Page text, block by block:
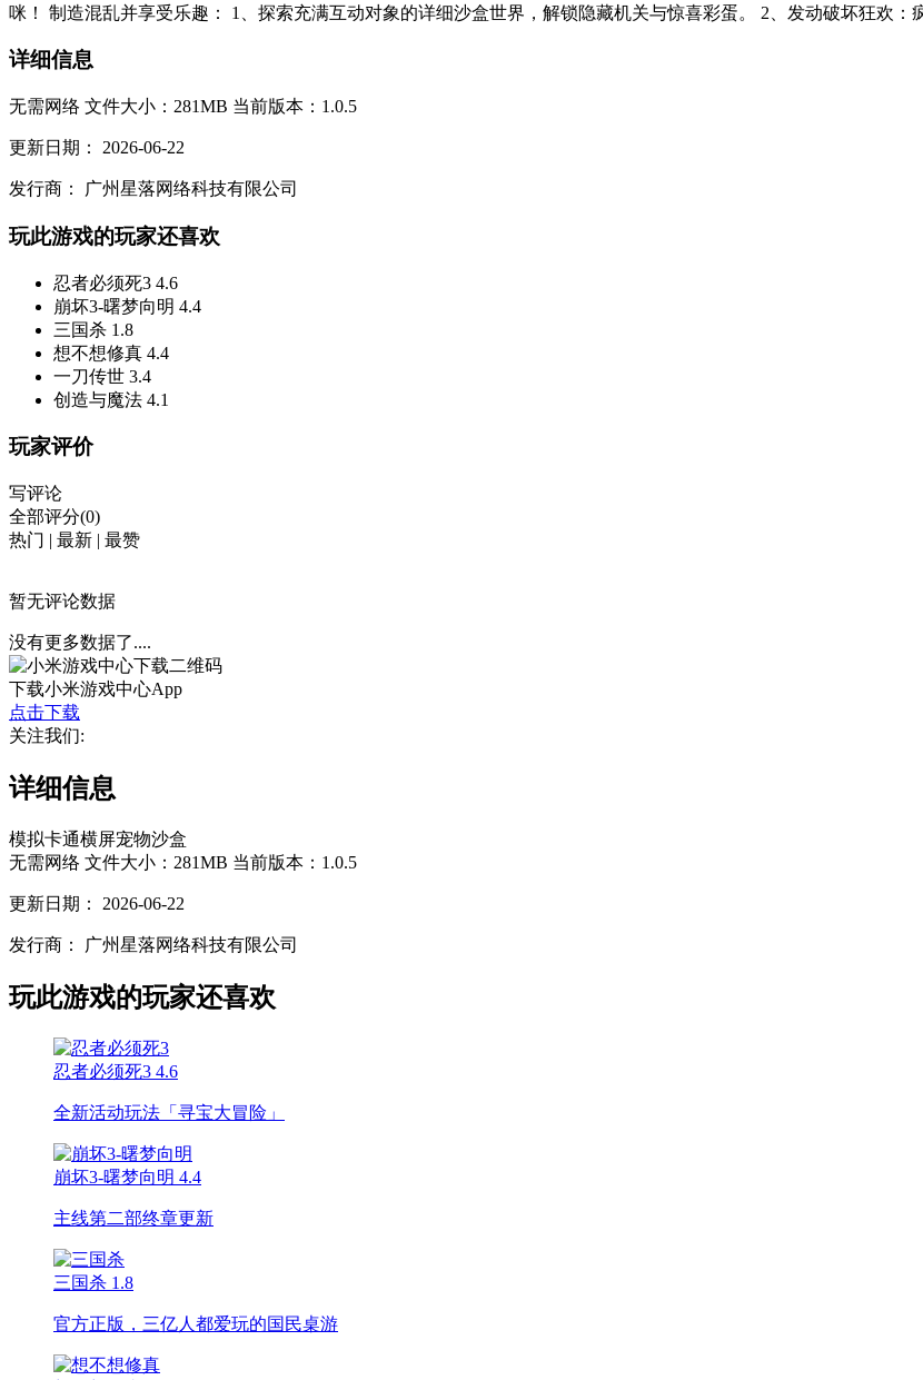
咪！ 制造混乱并享受乐趣： 1、探索充满互动对象的详细沙盒世界，解锁隐藏机关与惊喜彩蛋。 2、发动破坏狂欢：
详细信息
无需网络 文件大小：281MB 当前版本：1.0.5
更新日期： 2026-06-22
发行商： 广州星落网络科技有限公司
玩此游戏的玩家还喜欢
忍者必须死3 4.6
崩坏3-曙梦向明 4.4
三国杀 1.8
想不想修真 4.4
一刀传世 3.4
创造与魔法 4.1
玩家评价
写评论
全部评分(0)
热门 | 最新 | 最赞
暂无评论数据
没有更多数据了....
下载小米游戏中心App
点击下载
关注我们:
详细信息
模拟卡通横屏宠物沙盒
无需网络 文件大小：281MB 当前版本：1.0.5
更新日期： 2026-06-22
发行商： 广州星落网络科技有限公司
玩此游戏的玩家还喜欢
忍者必须死3 4.6
全新活动玩法「寻宝大冒险」
崩坏3-曙梦向明 4.4
主线第二部终章更新
三国杀 1.8
官方正版，三亿人都爱玩的国民桌游